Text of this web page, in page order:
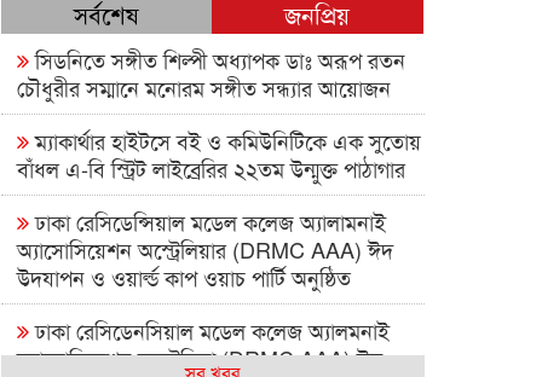
সর্বশেষ জনপ্রিয়
সিডনিতে সঙ্গীত শিল্পী অধ্যাপক ডাঃ অরূপ রতন
চৌধুরীর সম্মানে মনোরম সঙ্গীত সন্ধ্যার আয়োজন
ম্যাকার্থার হাইটসে বই ও কমিউনিটিকে এক সুতোয়
বাঁধল এ-বি স্ট্রিট লাইব্রেরির ২২তম উন্মুক্ত পাঠাগার
ঢাকা রেসিডেন্সিয়াল মডেল কলেজ অ্যালামনাই
অ্যাসোসিয়েশন অস্ট্রেলিয়ার (DRMC AAA) ঈদ
উদযাপন ও ওয়ার্ল্ড কাপ ওয়াচ পার্টি অনুষ্ঠিত
ঢাকা রেসিডেনসিয়াল মডেল কলেজ অ্যালমনাই
অ্যাসোসিয়েশন অস্ট্রেলিয়া (DRMC AAA) ঈদ
সব খবর